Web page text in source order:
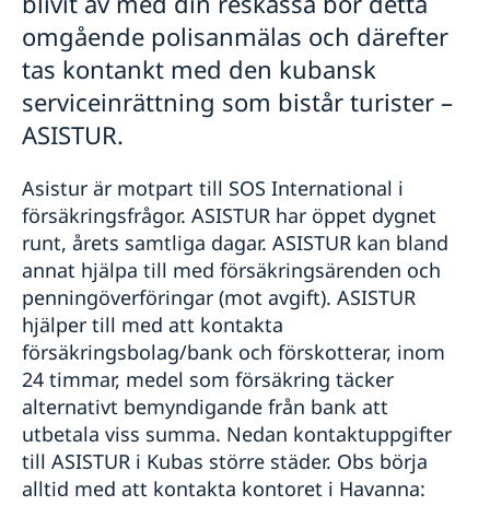
Pass för vuxna i Kuba
Pass för minderåriga i Kuba
Provisoriskt pass i Kuba
Emergency Travel Documents (ETD)
Samordningsnummer
Akut hjälp
Om olyckan är framme
Ekonomiskt nödställd
Sjuk eller olycka
Juridisk hjälp
Registrera nyfödd utomlands
Nationellt id-kort
Gifta sig utomlands
Avgifter
Legaliseringar
Levnadsintyg
Reseinformation
Ambassadens reseinformation
Aktuella händelser
Generella råd till resenärer
In- och utresebestämmelser
Allmänna säkerhetsläget
Service för svenska företag
Landinformation
Advokatlista
Kontaktinformation för företag
Svenska företag i Kuba
omgående polisanmälas och därefter
tas kontankt med den kubansk
serviceinrättning som bistår turister –
ASISTUR.
Asistur är motpart till SOS International i
försäkringsfrågor. ASISTUR har öppet dygnet
runt, årets samtliga dagar. ASISTUR kan bland
annat hjälpa till med försäkringsärenden och
penningöverföringar (mot avgift). ASISTUR
hjälper till med att kontakta
försäkringsbolag/bank och förskotterar, inom
24 timmar, medel som försäkring täcker
alternativt bemyndigande från bank att
utbetala viss summa. Nedan kontaktuppgifter
till ASISTUR i Kubas större städer. Obs börja
alltid med att kontakta kontoret i Havanna: